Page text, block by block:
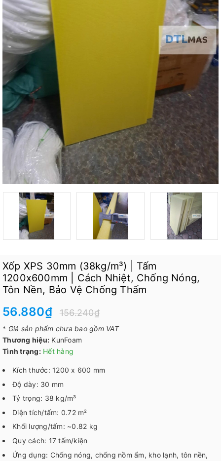
Xốp XPS 30mm (38kg/m³) | Tấm
1200x600mm | Cách Nhiệt, Chống Nóng,
Tôn Nền, Bảo Vệ Chống Thấm
56.880₫ 156.240₫
* Giá sản phẩm chưa bao gồm VAT
Thương hiệu: KunFoam
Tình trạng: Hết hàng
Kích thước: 1200 x 600 mm
Độ dày: 30 mm
Tỷ trọng: 38 kg/m³
Diện tích/tấm: 0.72 m²
Khối lượng/tấm: ~0.82 kg
Quy cách: 17 tấm/kiện
Ứng dụng: Chống nóng, chống nồm ẩm, kho lạnh, tôn nền,